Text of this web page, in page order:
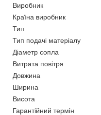
Виробник
Країна виробник
Тип
Тип подачі матеріалу
Діаметр сопла
Витрата повітря
Довжина
Ширина
Висота
Гарантійний термін